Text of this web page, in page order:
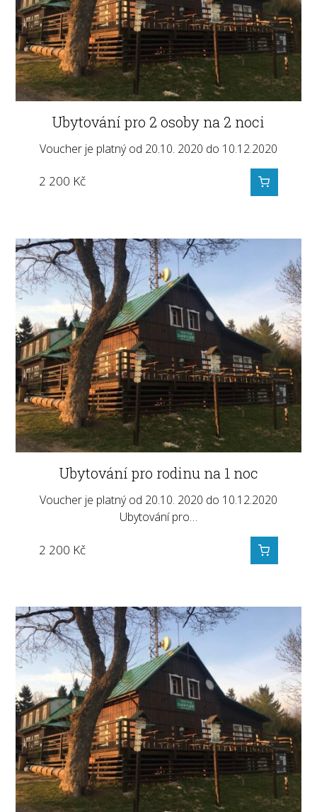
Ubytování pro 2 osoby na 2 noci
Voucher je platný od 20.10. 2020 do 10.12.2020
2 200 Kč
Ubytování pro rodinu na 1 noc
Voucher je platný od 20.10. 2020 do 10.12.2020
Ubytování pro…
2 200 Kč